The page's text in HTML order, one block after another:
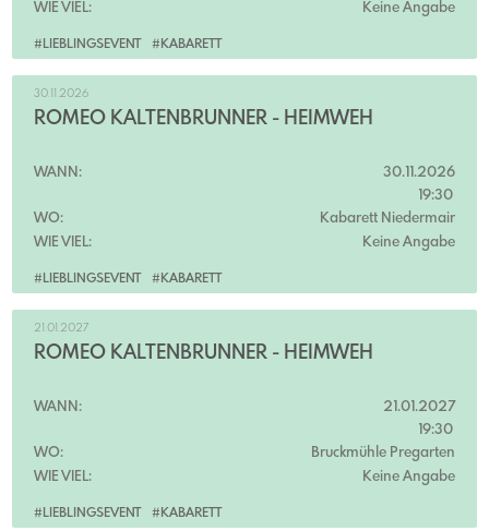
#LIEBLINGSEVENT #KABARETT
WIE VIEL:
Keine Angabe
#LIEBLINGSEVENT #KABARETT
30.11.2026
ROMEO KALTENBRUNNER - HEIMWEH
WANN:
30.11.2026
19:30
WO:
Kabarett Niedermair
WIE VIEL:
Keine Angabe
#LIEBLINGSEVENT #KABARETT
21.01.2027
ROMEO KALTENBRUNNER - HEIMWEH
WANN:
21.01.2027
19:30
WO:
Bruckmühle Pregarten
WIE VIEL:
Keine Angabe